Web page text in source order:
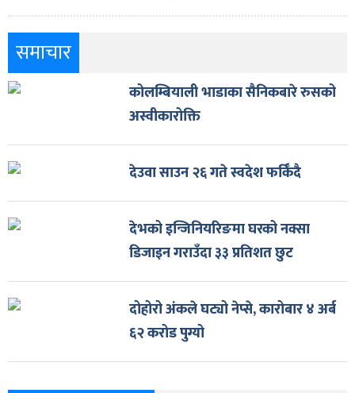
समाचार
कोलम्बियाली भाडाका सैनिकबारे रुसको
अस्वीकारोक्ति
देउवा साउन २६ गते स्वदेश फर्किँदै
देभको इन्जिनियरिङमा घरको नक्सा
डिजाइन गराउँदा ३३ प्रतिशत छुट
दोहोरो अंकले घट्यो नेप्से, कारोबार ४ अर्ब
६२ करोड पुग्यो